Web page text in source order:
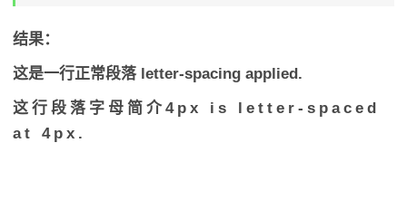
结果：
这是一行正常段落 letter-spacing applied.
这行段落字母简介4px is letter-spaced
at 4px.